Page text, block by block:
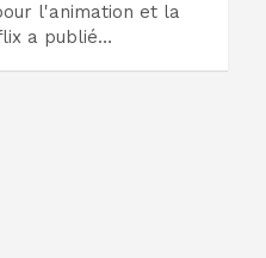
l'animation et la
a publié…